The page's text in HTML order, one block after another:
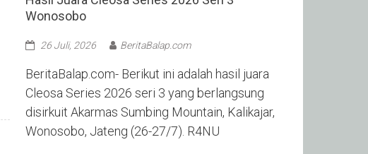
Wonosobo ‎
26 Juli, 2026 BeritaBalap.com
BeritaBalap.com- Berikut ini adalah hasil juara
Cleosa Series 2026 seri 3 yang berlangsung
disirkuit Akarmas Sumbing Mountain, Kalikajar,
Wonosobo, Jateng (26-27/7). R4NU